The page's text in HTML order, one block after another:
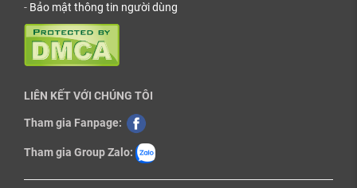
- Bảo mật thông tin người dùng
LIÊN KẾT VỚI CHÚNG TÔI
Tham gia Fanpage:
Tham gia Group Zalo: